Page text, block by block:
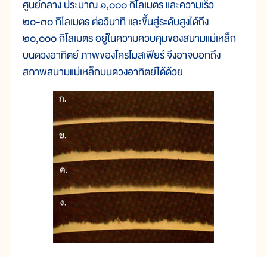
ศูนย์กลาง ประมาณ ๑,๐๐๐ กิโลเมตร และความเร็ว
๒๐-๓๐ กิโลเมตร ต่อวินาที และขึ้นสู่ระดับสูงได้ถึง
๒๐,๐๐๐ กิโลเมตร อยู่ในความควบคุมของสนามแม่เหล็ก
บนดวงอาทิตย์ ภาพของโครโมสเฟียร์ จึงอาจบอกถึง
สภาพสนามแม่เหล็กบนดวงอาทิตย์ได้ด้วย